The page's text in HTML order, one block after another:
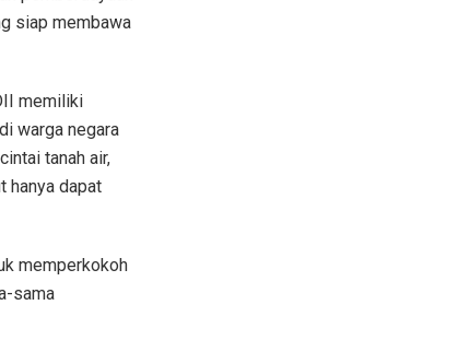
siap membawa
memiliki
warga negara
tanah air,
hanya dapat
memperkokoh
sama